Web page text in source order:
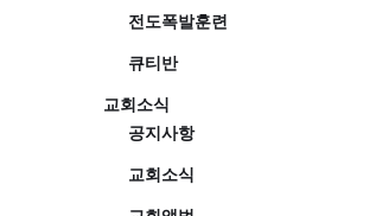
전도폭발훈련
큐티반
교회소식
공지사항
교회소식